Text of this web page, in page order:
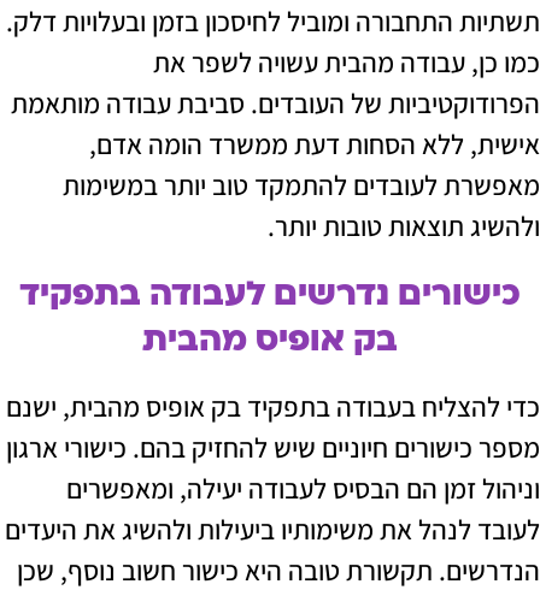
התחבורה ומוביל לחיסכון בזמן ובעלויות דלק.
עבודה מהבית עשויה לשפר את
של העובדים. סביבת עבודה מותאמת
ללא הסחות דעת ממשרד הומה אדם,
לעובדים להתמקד טוב יותר במשימות
תוצאות טובות יותר.
נדרשים לעבודה בתפקיד
בק אופיס מהבית
בעבודה בתפקיד בק אופיס מהבית, ישנם
חיוניים שיש להחזיק בהם. כישורי ארגון
זמן הם הבסיס לעבודה יעילה, ומאפשרים
את משימותיו ביעילות ולהשיג את היעדים
תקשורת טובה היא כישור חשוב נוסף, שכן